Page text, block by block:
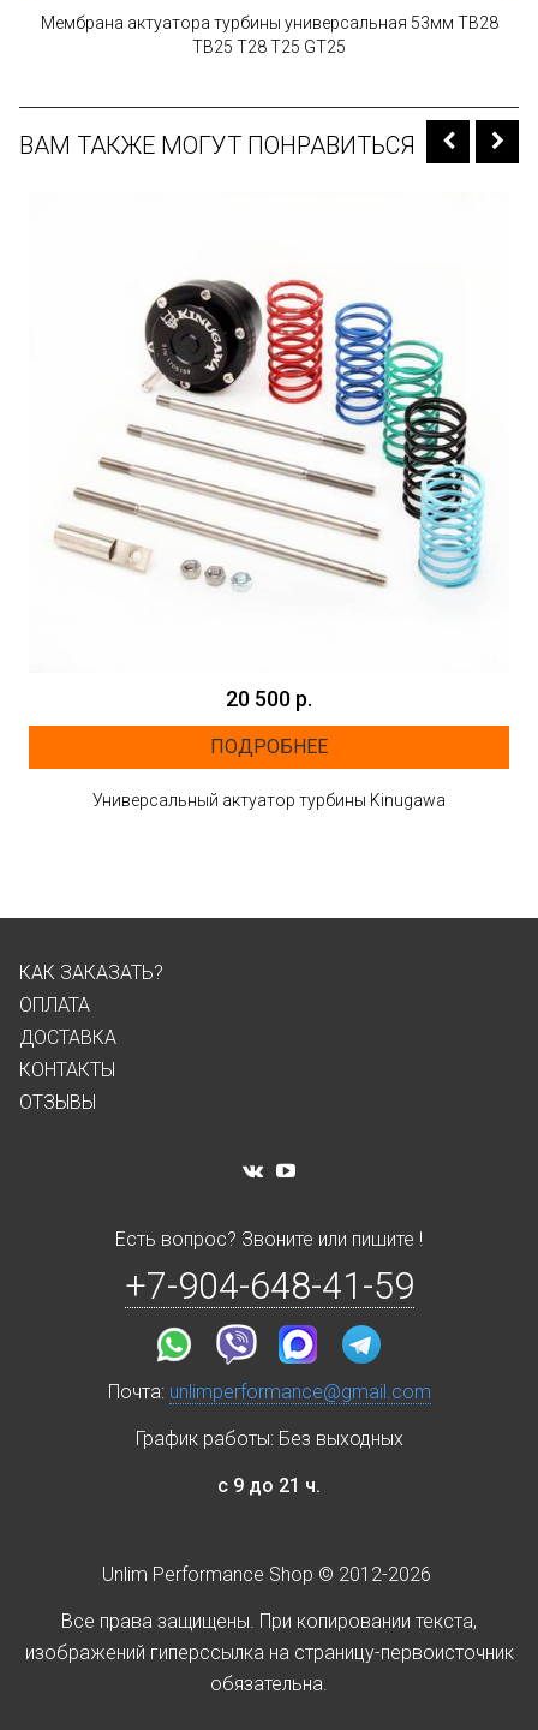
Мембрана актуатора турбины универсальная 53мм TB28
TB25 T28 T25 GT25
ВАМ ТАКЖЕ МОГУТ ПОНРАВИТЬСЯ
20 500 р.
ПОДРОБНЕЕ
Универсальный актуатор турбины Kinugawa
КАК ЗАКАЗАТЬ?
ОПЛАТА
ДОСТАВКА
КОНТАКТЫ
ОТЗЫВЫ
Есть вопрос? Звоните или пишите !
+7-904-648-41-59
Почта: unlimperformance@gmail.com
График работы: Без выходных
с 9 до 21 ч.
Unlim Performance Shop © 2012-2026
Все права защищены. При копировании текста,
изображений гиперссылка на страницу-первоисточник
обязательна.